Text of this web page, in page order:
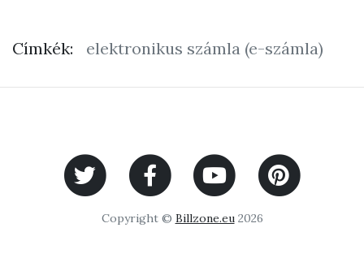
Címkék: elektronikus számla (e-számla)
Copyright © Billzone.eu2026